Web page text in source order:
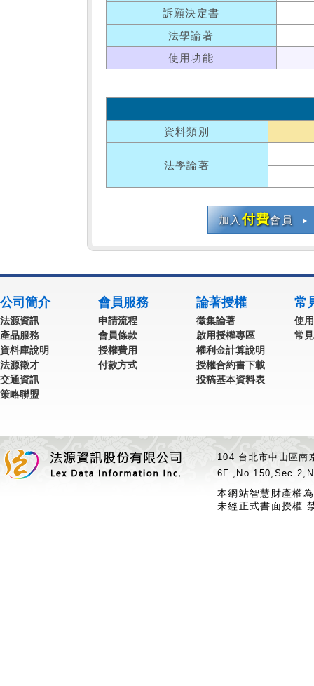
訴願決定書
法學論著
使用功能
資料類別
法學論著
加入付費會員
公司簡介
法源資訊
產品服務
資料庫說明
法源徵才
交通資訊
策略聯盟
會員服務
申請流程
會員條款
授權費用
付款方式
論著授權
徵集論著
啟用授權專區
權利金計算說明
授權合約書下載
投稿基本資料表
常
使
常
104 台北市中山區
本網站智慧財產權
未經正式書面授權